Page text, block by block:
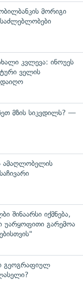
მორიგი
კვლევა: ინოუეს
ველის
მზის სიკვდილს? —
ამაღლობელის
შინაარსი იქმნება,
უარყოფითი გარემოა
გეოგრაფიულ